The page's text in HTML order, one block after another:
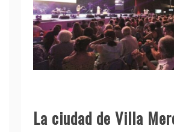
La ciudad de Villa